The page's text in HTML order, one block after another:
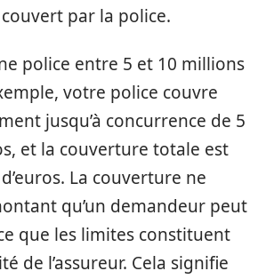
par la police.
police entre 5 et 10 millions
votre police couvre
jusqu’à concurrence de 5
et la couverture totale est
La couverture ne
qu’un demandeur peut
que les limites constituent
de l’assureur. Cela signifie